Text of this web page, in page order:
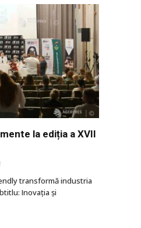
la ediția a XVII
transformă industria
Inovația și